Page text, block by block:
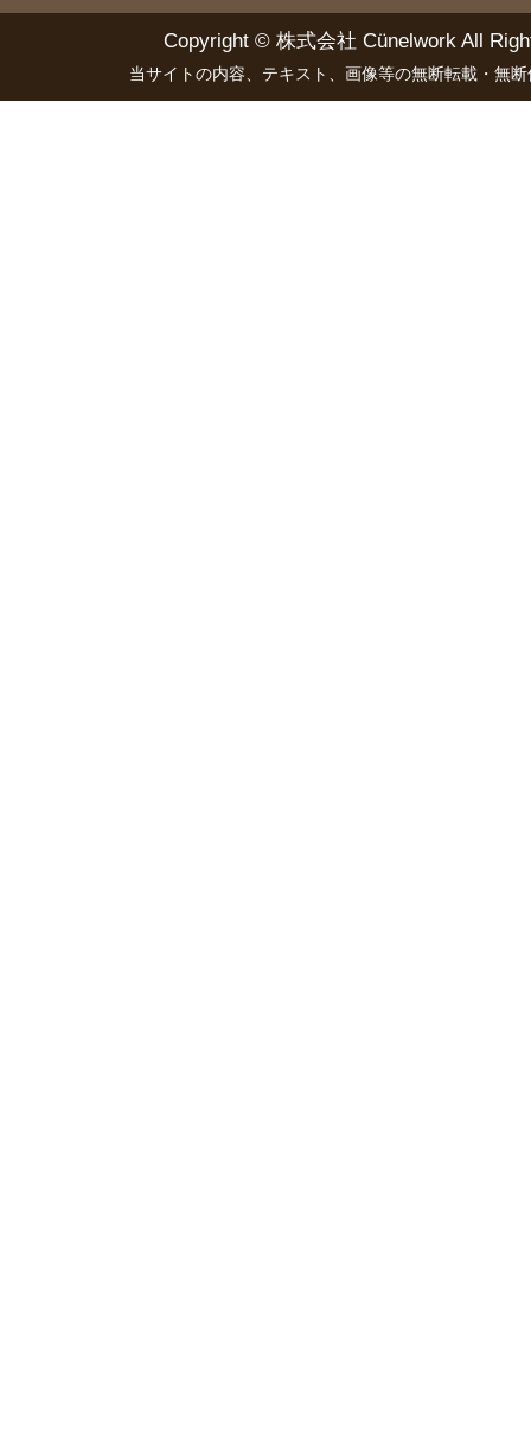
Copyright © 株式会社 Cünelwork All
当サイトの内容、テキスト、画像等の無断転載・無